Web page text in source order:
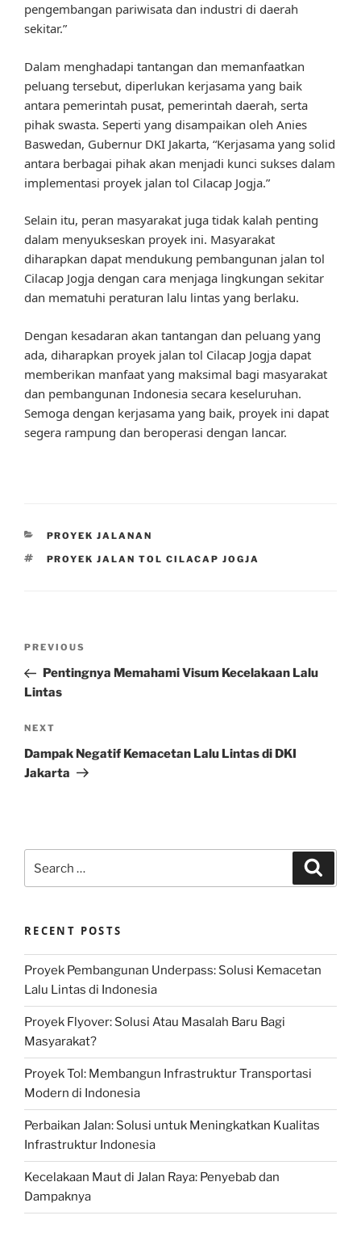
pengembangan pariwisata dan industri di daerah
sekitar.”
Dalam menghadapi tantangan dan memanfaatkan
peluang tersebut, diperlukan kerjasama yang baik
antara pemerintah pusat, pemerintah daerah, serta
pihak swasta. Seperti yang disampaikan oleh Anies
Baswedan, Gubernur DKI Jakarta, “Kerjasama yang solid
antara berbagai pihak akan menjadi kunci sukses dalam
implementasi proyek jalan tol Cilacap Jogja.”
Selain itu, peran masyarakat juga tidak kalah penting
dalam menyukseskan proyek ini. Masyarakat
diharapkan dapat mendukung pembangunan jalan tol
Cilacap Jogja dengan cara menjaga lingkungan sekitar
dan mematuhi peraturan lalu lintas yang berlaku.
Dengan kesadaran akan tantangan dan peluang yang
ada, diharapkan proyek jalan tol Cilacap Jogja dapat
memberikan manfaat yang maksimal bagi masyarakat
dan pembangunan Indonesia secara keseluruhan.
Semoga dengan kerjasama yang baik, proyek ini dapat
segera rampung dan beroperasi dengan lancar.
CATEGORIES
PROYEK JALANAN
TAGS
PROYEK JALAN TOL CILACAP JOGJA
Previous
Post
PREVIOUS
Pentingnya Memahami Visum Kecelakaan Lalu
Lintas
Next
Post
NEXT
Dampak Negatif Kemacetan Lalu Lintas di DKI
Jakarta
for:
RECENT POSTS
Proyek Pembangunan Underpass: Solusi Kemacetan
Lalu Lintas di Indonesia
Proyek Flyover: Solusi Atau Masalah Baru Bagi
Masyarakat?
Proyek Tol: Membangun Infrastruktur Transportasi
Modern di Indonesia
Perbaikan Jalan: Solusi untuk Meningkatkan Kualitas
Infrastruktur Indonesia
Kecelakaan Maut di Jalan Raya: Penyebab dan
Dampaknya